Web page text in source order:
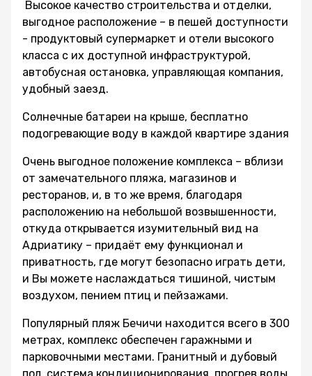
Высокое качество строительства и отделки,
выгодное расположение – в пешей доступности
- продуктовый супермаркет и отели высокого
класса с их доступной инфраструктурой,
автобусная остановка, управляющая компания,
удобный заезд.
Солнечные батареи на крыше, бесплатно
подогревающие воду в каждой квартире здания
Очень выгодное положение комплекса – вблизи
от замечательного пляжа, магазинов и
ресторанов, и, в то же время, благодаря
расположению на небольшой возвышенности,
откуда открывается изумительный вид на
Адриатику – придаёт ему функционал и
приватность, где могут безопасно играть дети,
и Вы можете наслаждаться тишиной, чистым
воздухом, пением птиц и пейзажами.
Популярный пляж Бечичи находится всего в 300
метрах, комплекс обеспечен гаражными и
парковочными местами. Гранитный и дубовый